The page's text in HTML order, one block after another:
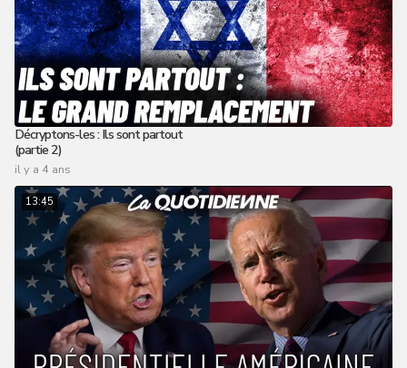
Décryptons-les : Ils sont partout
(partie 2)
il y a 4 ans
13:45